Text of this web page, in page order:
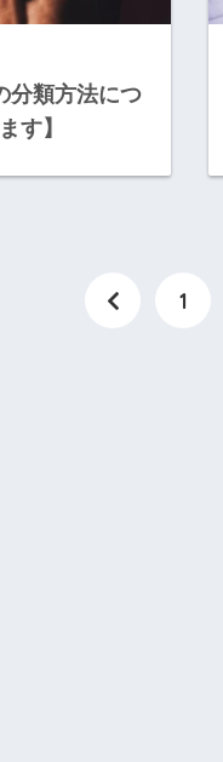
分類方法につ
す】
1